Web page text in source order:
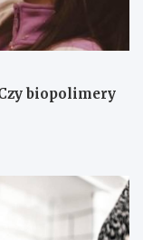
biopolimery